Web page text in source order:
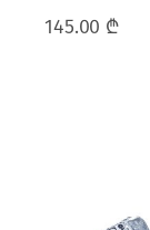
145.00 ₾